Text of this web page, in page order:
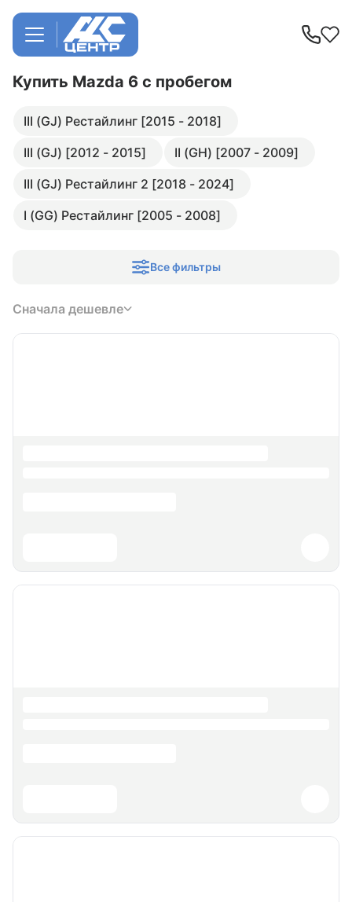
Купить Mazda 6 с пробегом
III (GJ) Рестайлинг [2015 - 2018]
III (GJ) [2012 - 2015]
II (GH) [2007 - 2009]
III (GJ) Рестайлинг 2 [2018 - 2024]
I (GG) Рестайлинг [2005 - 2008]
Все фильтры
Сначала дешевле